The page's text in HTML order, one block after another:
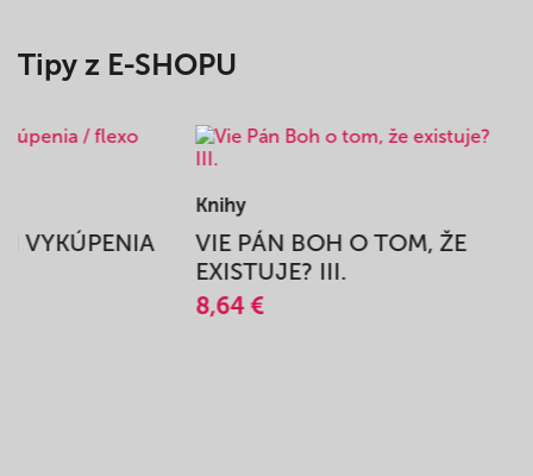
Tipy z E-SHOPU
VYKÚPENIA
Knihy
VIE PÁN BOH O TOM, ŽE
EXISTUJE? III.
8,64 €